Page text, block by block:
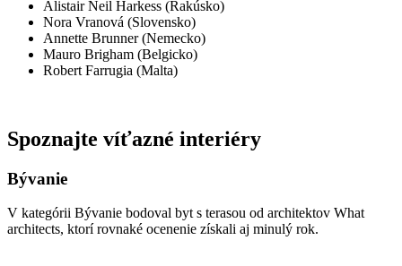
Alistair Neil Harkess (Rakúsko)
Nora Vranová (Slovensko)
Annette Brunner (Nemecko)
Mauro Brigham (Belgicko)
Robert Farrugia (Malta)
Spoznajte víťazné interiéry
Bývanie
V kategórii Bývanie bodoval byt s terasou od architektov What
architects, ktorí rovnaké ocenenie získali aj minulý rok.